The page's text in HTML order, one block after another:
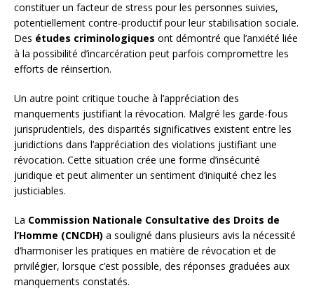
constituer un facteur de stress pour les personnes suivies,
potentiellement contre-productif pour leur stabilisation sociale.
Des études criminologiques ont démontré que l’anxiété liée
à la possibilité d’incarcération peut parfois compromettre les
efforts de réinsertion.
Un autre point critique touche à l’appréciation des
manquements justifiant la révocation. Malgré les garde-fous
jurisprudentiels, des disparités significatives existent entre les
juridictions dans l’appréciation des violations justifiant une
révocation. Cette situation crée une forme d’insécurité
juridique et peut alimenter un sentiment d’iniquité chez les
justiciables.
La Commission Nationale Consultative des Droits de
l’Homme (CNCDH) a souligné dans plusieurs avis la nécessité
d’harmoniser les pratiques en matière de révocation et de
privilégier, lorsque c’est possible, des réponses graduées aux
manquements constatés.